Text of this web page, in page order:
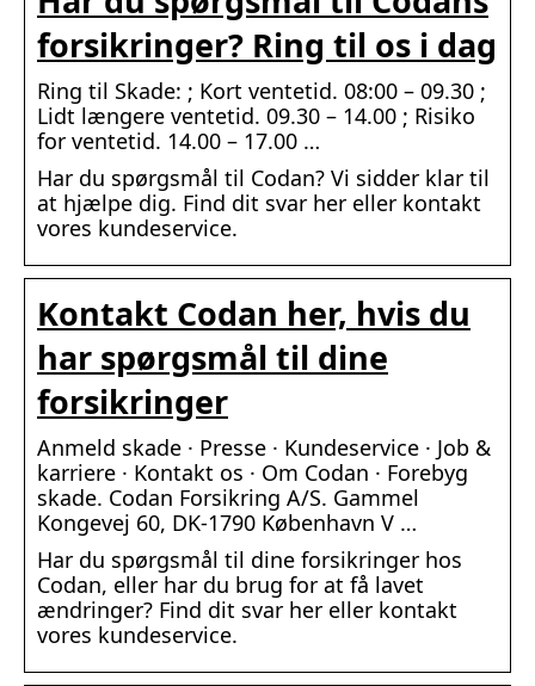
forsikringer? Ring til os i dag
Ring til Skade: ; Kort ventetid. 08:00 – 09.30 ;
Lidt længere ventetid. 09.30 – 14.00 ; Risiko
for ventetid. 14.00 – 17.00 …
Har du spørgsmål til Codan? Vi sidder klar til
at hjælpe dig. Find dit svar her eller kontakt
vores kundeservice.
Kontakt Codan her, hvis du
har spørgsmål til dine
forsikringer
Anmeld skade · Presse · Kundeservice · Job &
karriere · Kontakt os · Om Codan · Forebyg
skade. Codan Forsikring A/S. Gammel
Kongevej 60, DK-1790 København V …
Har du spørgsmål til dine forsikringer hos
Codan, eller har du brug for at få lavet
ændringer? Find dit svar her eller kontakt
vores kundeservice.